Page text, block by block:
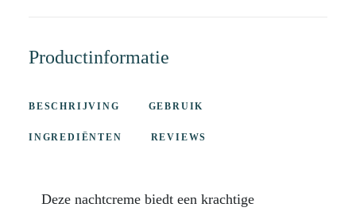
Productinformatie
BESCHRIJVING GEBRUIK
INGREDIËNTEN REVIEWS
Deze nachtcreme biedt een krachtige